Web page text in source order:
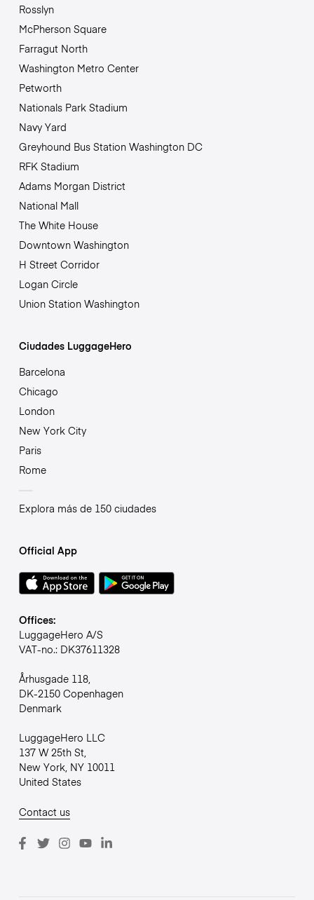
Rosslyn
McPherson Square
Farragut North
Washington Metro Center
Petworth
Nationals Park Stadium
Navy Yard
Greyhound Bus Station Washington DC
RFK Stadium
Adams Morgan District
National Mall
The White House
Downtown Washington
H Street Corridor
Logan Circle
Union Station Washington
Ciudades LuggageHero
Barcelona
Chicago
London
New York City
Paris
Rome
Explora más de 150 ciudades
Official App
Offices:
LuggageHero A/S
VAT-no.: DK37611328
Århusgade 118,
DK-2150 Copenhagen
Denmark
LuggageHero LLC
137 W 25th St,
New York, NY 10011
United States
Contact us